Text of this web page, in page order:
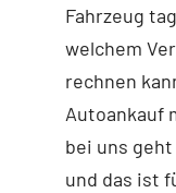
Fahrzeug
welchem
rechnen
Autoankauf
bei uns
und das ist